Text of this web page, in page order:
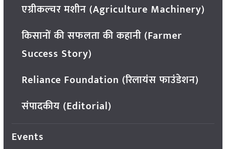
एग्रीकल्चर मशीन (Agriculture Machinery)
किसानों की सफलता की कहानी (Farmer
Success Story)
Reliance Foundation (रिलायंस फाउंडेशन)
संपादकीय (Editorial)
Events